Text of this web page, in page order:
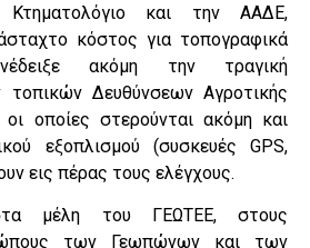
και την ΑΑΔΕ,
κόστος για τοπογραφικά
ακόμη την τραγική
Δευθύνσεων Αγροτικής
οποίες στερούνται ακόμη και
εξοπλισμού (συσκευές GPS,
εις πέρας τους ελέγχους.
μέλη του ΓΕΩΤΕΕ, στους
των Γεωπώνων και των